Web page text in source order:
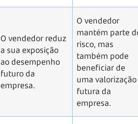
O vendedor reduz
a sua exposição
ao desempenho
futuro da
empresa.
O vendedor
mantém parte
risco, mas
também pode
beneficiar de
uma valorização
futura da
empresa.